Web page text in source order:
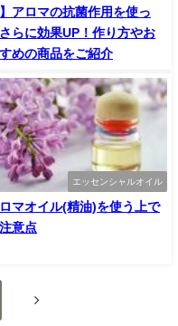
アロマの抗菌作用を使っ
らに効果UP！作り方やお
めの商品をご紹介
エッセンシャルオイル
マオイル(精油)を使う上で
意点